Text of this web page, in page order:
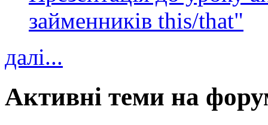
займенників this/that"
далі...
Активні теми на